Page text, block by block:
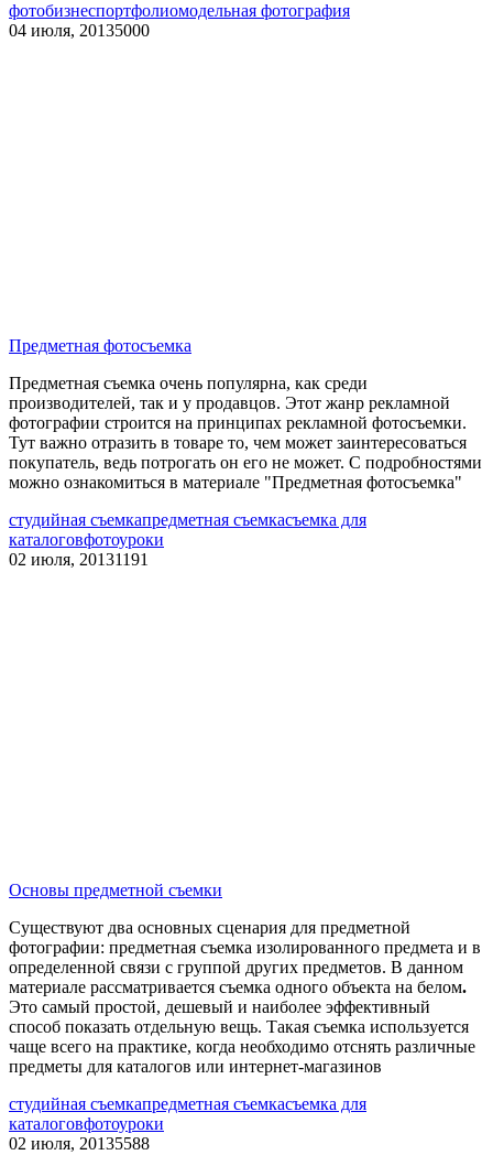
фотобизнеспортфолиомодельная фотография
04 июля, 20135000
Предметная фотосъемка
Предметная съемка очень популярна, как среди
производителей, так и у продавцов. Этот жанр рекламной
фотографии строится на принципах рекламной фотосъемки.
Тут важно отразить в товаре то, чем может заинтересоваться
покупатель, ведь потрогать он его не может. С подробностями
можно ознакомиться в материале "Предметная фотосъемка"
студийная съемкапредметная съемкасъемка для
каталоговфотоуроки
02 июля, 20131191
Основы предметной съемки
Существуют два основных сценария для предметной
фотографии: предметная съемка изолированного предмета и в
определенной связи с группой других предметов. В данном
материале рассматривается съемка одного объекта на белом.
Это самый простой, дешевый и наиболее эффективный
способ показать отдельную вещь. Такая съемка используется
чаще всего на практике, когда необходимо отснять различные
предметы для каталогов или интернет-магазинов
студийная съемкапредметная съемкасъемка для
каталоговфотоуроки
02 июля, 20135588